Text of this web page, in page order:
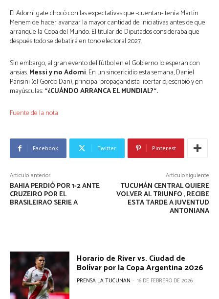
El Adorni gate chocó con las expectativas que -cuentan- tenía Martín
Menem de hacer avanzar la mayor cantidad de iniciativas antes de que
arranque la Copa del Mundo. El titular de Diputados consideraba que
después todo se debatirá en tono electoral 2027.
Sin embargo, al gran evento del fútbol en el Gobierno lo esperan con
ansias.Messiy no Adorni. En un sincericidio esta semana, Daniel
Parisini (el Gordo Dan), principal propagandista libertario, escribió y en
mayúsculas:“¿CUÁNDO ARRANCA EL MUNDIAL?“.
Fuente de la nota
Facebook Twitter Pinterest
Artículo anterior
BAHIA PERDIÓ POR 1-2 ANTE
CRUZEIRO POR EL
BRASILEIRAO SERIE A
Artículo siguiente
TUCUMÁN CENTRAL QUIERE
VOLVER AL TRIUNFO , RECIBE
ESTA TARDE A JUVENTUD
ANTONIANA
Horario de River vs. Ciudad de
Bolívar por la Copa Argentina 2026
PRENSA LA TUCUMAN - 16 DE FEBRERO DE 2026